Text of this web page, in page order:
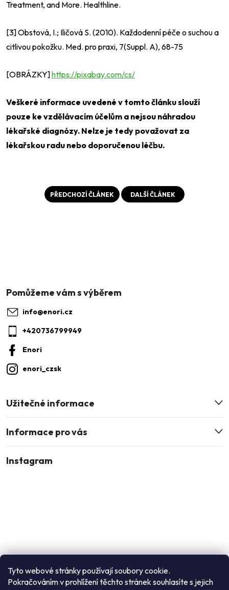
Tyto webové stránky používají soubory cookie.
Pokračováním v prohlížení těchto stránek souhlasíte s jejich
Treatment, and More. Healthline.
[3] Obstová, I.; Iličová S. (2010). Každodenní péče o suchou a
citlivou pokožku. Med. pro praxi, 7(Suppl. A), 68-75
[OBRÁZKY]https://pixabay.com/cs/
Veškeré informace uvedené v tomto článku slouží
pouze ke vzdělávacím účelům a nejsou náhradou
lékařské diagnózy. Nelze je tedy považovat za
lékařskou radu nebo doporučenou léčbu.
PŘEDCHOZÍ ČLÁNEK DALŠÍ ČLÁNEK
Užitečné informace
Informace pro vás
info@enori.cz
+420736799949
Enori
enori_czsk
Instagram